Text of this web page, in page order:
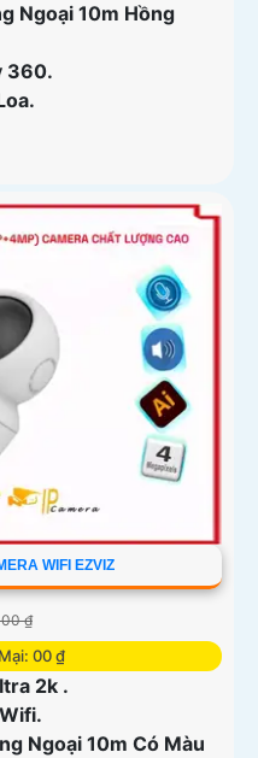
Ngoại 10m Hồng
360.
WIFI EZVIZ
00 ₫
00 ₫
2k .
Ngoại 10m Có Màu